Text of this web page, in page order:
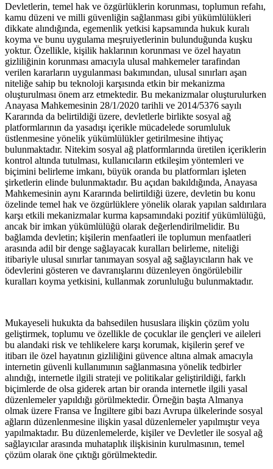
Devletlerin, temel hak ve özgürlüklerin korunması, toplumun refahı,
kamu düzeni ve milli güvenliğin sağlanması gibi yükümlülükleri
dikkate alındığında, egemenlik yetkisi kapsamında hukuk kuralı
koyma ve bunu uygulama meşruiyetlerinin bulunduğunda kuşku
yoktur. Özellikle, kişilik haklarının korunması ve özel hayatın
gizliliğinin korunması amacıyla ulusal mahkemeler tarafindan
verilen kararların uygulanması bakımından, ulusal sınırları aşan
niteliğe sahip bu teknoloji karşısında etkin bir mekanizma
oluşturulması önem arz etmektedir. Bu mekanizmalar oluşturulurken
Anayasa Mahkemesinin 28/1/2020 tarihli ve 2014/5376 sayılı
Kararında da belirtildiği üzere, devletlerle birlikte sosyal ağ
platformlarının da yasadışı içerikle mücadelede sorumluluk
üstlenmesine yönelik yükümlülükler getirilmesine ihtiyaç
bulunmaktadır. Nitekim sosyal ağ platformlarında üretilen içeriklerin
kontrol altında tutulması, kullanıcıların etkileşim yöntemleri ve
biçimini belirleme imkanı, büyük oranda bu platformları işleten
şirketlerin elinde bulunmaktadır. Bu açıdan bakıldığında, Anayasa
Mahkemesinin aynı Kararında belirtildiği üzere, devletin bu konu
özelinde temel hak ve özgürlüklere yönelik olarak yapılan saldırılara
karşı etkili mekanizmalar kurma kapsamındaki pozitif yükümlülüğü,
ancak bir imkan yükümlülüğü olarak değerlendirilmelidir. Bu
bağlamda devletin; kişilerin menfaatleri ile toplumun menfaatleri
arasında adil bir denge sağlayacak kuralları belirleme, niteliği
itibariyle ulusal sınırlar tanımayan sosyal ağ sağlayıcıların hak ve
ödevlerini gösteren ve davranışlarını düzenleyen öngörülebilir
kuralları koyma yetkisini, kullanmak zorunluluğu bulunmaktadır.
Mukayeseli hukukta da bahsedilen hususlara ilişkin çözüm yolu
geliştirmek, toplumu ve özellikle de çocuklar ile gençleri ve aileleri
bu alandaki risk ve tehlikelere karşı korumak, kişilerin şeref ve
itibarı ile özel hayatının gizliliğini güvence altına almak amacıyla
internetin güvenli kullanımının sağlanmasına yönelik tedbirler
alındığı, internetle ilgili strateji ve politikalar geliştirildiği, farklı
biçimlerde de olsa giderek artan bir oranda internetle ilgili yasal
düzenlemeler yapıldığı görülmektedir. Örneğin başta Almanya
olmak üzere Fransa ve İngiltere gibi bazı Avrupa ülkelerinde sosyal
ağların düzenlenmesine ilişkin yasal düzenlemeler yapılmıştır veya
yapılmaktadır. Bu düzenlemelerde, kişiler ve Devletler ile sosyal ağ
sağlayıcılar arasında muhataplık ilişkisinin kurulmasının, temel
çözüm olarak öne çıktığı görülmektedir.